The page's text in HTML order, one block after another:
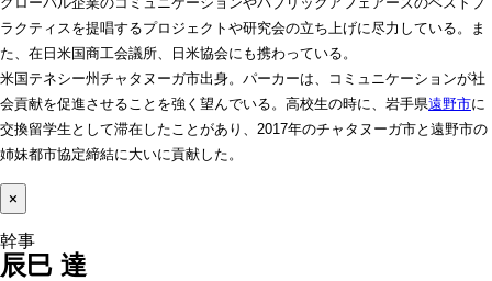
ラクティスを提唱するプロジェクトや研究会の立ち上げに尽力している。ま
た、在日米国商工会議所、日米協会にも携わっている。
米国テネシー州チャタヌーガ市出身。パーカーは、コミュニケーションが社
会貢献を促進させることを強く望んでいる。高校生の時に、岩手県遠野市に
交換留学生として滞在したことがあり、2017年のチャタヌーガ市と遠野市の
姉妹都市協定締結に大いに貢献した。
×
辰巳 達